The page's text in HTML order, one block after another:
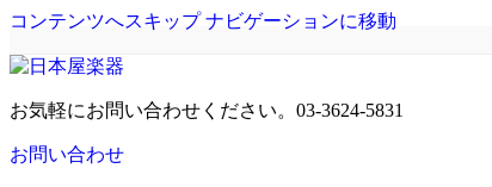
コンテンツへスキップ ナビゲーションに移動
お気軽にお問い合わせください。 03-3624-5831
お問い合わせ